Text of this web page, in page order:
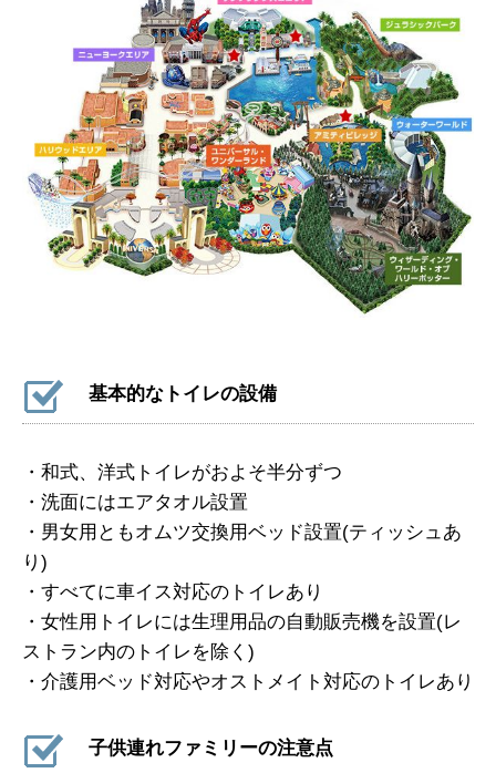
基本的なトイレの設備
・和式、洋式トイレがおよそ半分ずつ
・洗面にはエアタオル設置
・男女用ともオムツ交換用ベッド設置(ティッシュあ
り)
・すべてに車イス対応のトイレあり
・女性用トイレには生理用品の自動販売機を設置(レ
ストラン内のトイレを除く)
・介護用ベッド対応やオストメイト対応のトイレあり
子供連れファミリーの注意点